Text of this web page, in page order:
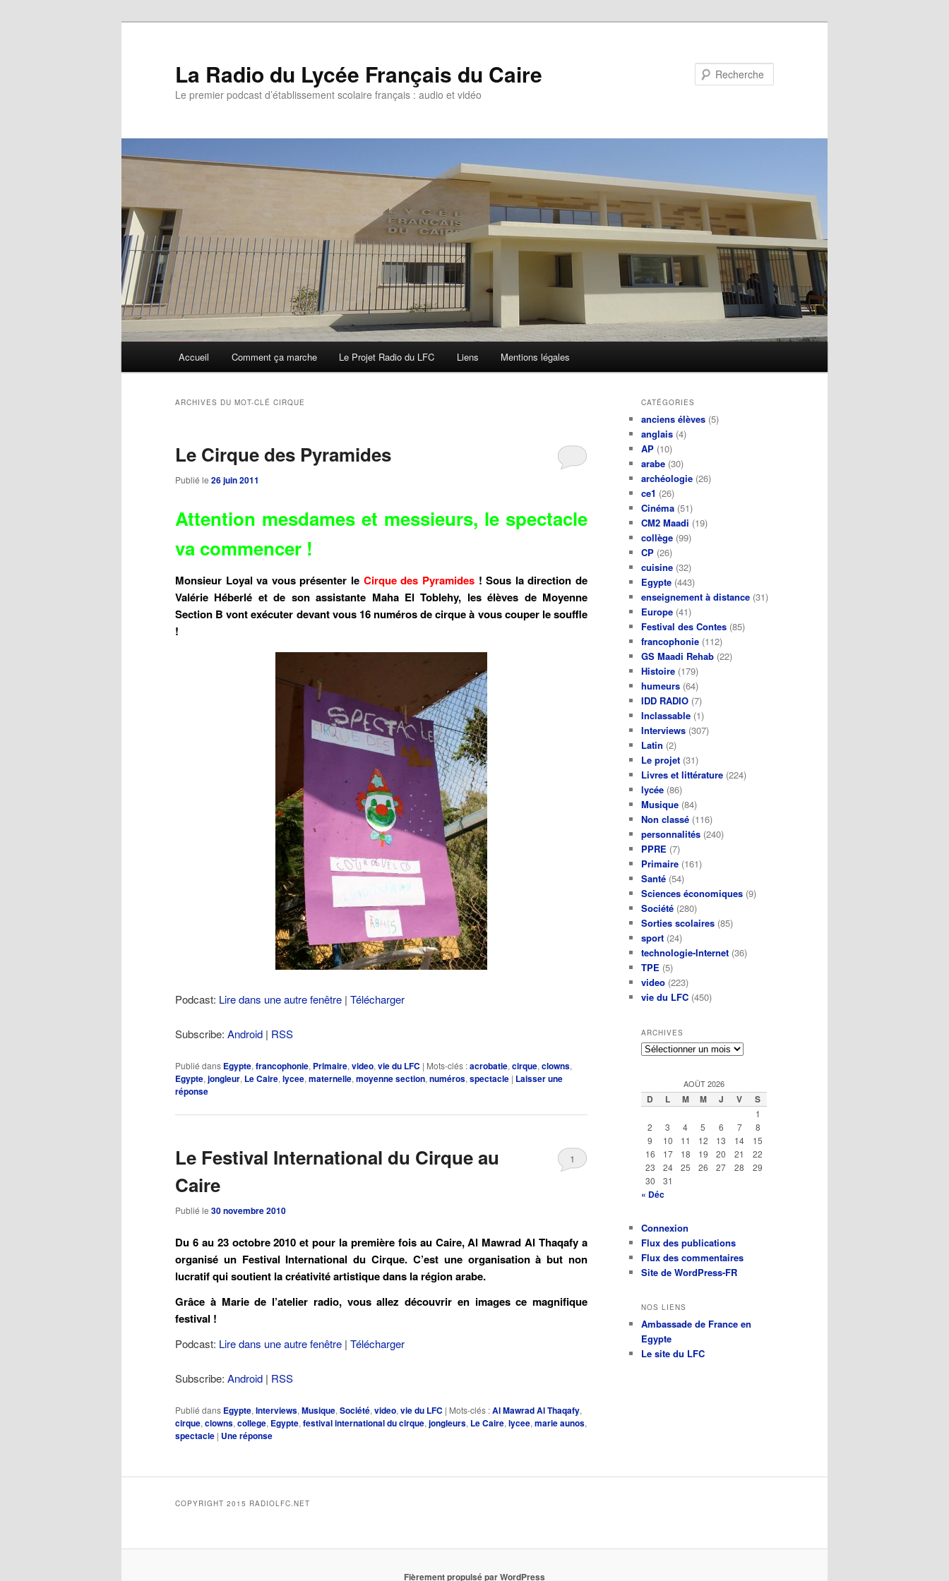
La Radio du Lycée Français du Caire
Le premier podcast d’établissement scolaire français : audio et vidéo
Aller
principal
Aller
secondaire
Accueil Comment ça marche Le Projet Radio du LFC Liens Mentions légales
ARCHIVES DU MOT-CLÉ CIRQUE
Le Cirque des Pyramides
Publié le 26 juin 2011
Attention mesdames et messieurs, le spectacle
va commencer !
Monsieur Loyal va vous présenter le Cirque des Pyramides! Sous la direction de
Valérie Héberlé et de son assistante Maha El Toblehy, les élèves de Moyenne
Section B vont exécuter devant vous 16 numéros de cirque à vous couper le souffle
!
Podcast: Lire dans une autre fenêtre | Télécharger
Subscribe: Android | RSS
Publié dans Egypte, francophonie, Primaire, video, vie du LFC | Mots-clés :acrobatie, cirque, clowns,
Egypte, jongleur, Le Caire, lycee, maternelle, moyenne section, numéros, spectacle | Laisser une
réponse
Le Festival International du Cirque au
Caire
Publié le 30 novembre 2010
1
Du 6 au 23 octobre 2010 et pour la première fois au Caire, Al Mawrad Al Thaqafy a
organisé un Festival International du Cirque. C’est une organisation à but non
lucratif qui soutient la créativité artistique dans la région arabe.
Grâce à Marie de l’atelier radio, vous allez découvrir en images ce magnifique
festival !
Podcast: Lire dans une autre fenêtre | Télécharger
Subscribe: Android | RSS
Publié dans Egypte, Interviews, Musique, Société, video, vie du LFC | Mots-clés :Al Mawrad Al Thaqafy,
cirque, clowns, college, Egypte, festival international du cirque, jongleurs, Le Caire, lycee, marie aunos,
spectacle | Uneréponse
CATÉGORIES
anciens élèves (5)
anglais (4)
AP (10)
arabe (30)
archéologie (26)
ce1 (26)
Cinéma (51)
CM2 Maadi (19)
collège (99)
CP (26)
cuisine (32)
Egypte (443)
enseignement à distance (31)
Europe (41)
Festival des Contes (85)
francophonie (112)
GS Maadi Rehab (22)
Histoire (179)
humeurs (64)
IDD RADIO (7)
Inclassable (1)
Interviews (307)
Latin (2)
Le projet (31)
Livres et littérature (224)
lycée (86)
Musique (84)
Non classé (116)
personnalités (240)
PPRE (7)
Primaire (161)
Santé (54)
Sciences économiques (9)
Société (280)
Sorties scolaires (85)
sport (24)
technologie-Internet (36)
TPE (5)
video (223)
vie du LFC (450)
ARCHIVES
Archives
AOÛT 2026
D L M M J V S
1
2
3 4 5 6 7
8
9
10 11 12 13 14
15
16
17 18 19 20 21
22
23
24 25 26 27 28
29
30
31
« Déc
Connexion
Flux des publications
Flux des commentaires
Site de WordPress-FR
NOS LIENS
Ambassade de France en
Egypte
Le site du LFC
COPYRIGHT 2015 RADIOLFC.NET
Fièrement propulsé par WordPress